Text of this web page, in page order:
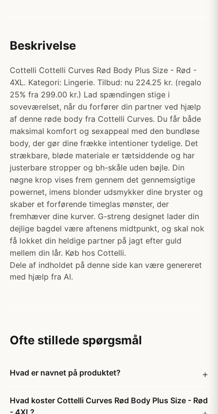
Beskrivelse
Cottelli Cottelli Curves Rød Body Plus Size - Rød -
4XL. Kategori: Lingerie. Tilbud: nu 224.25 kr. (regalo
25% fra 299.00 kr.) Lad spændingen stige i
soveværelset, når du forfører din partner ved hjælp
af denne røde body fra Cottelli Curves. Du får både
maksimal komfort og sexappeal med den bundløse
body, der gør dine frække intentioner tydelige. Det
strækbare, bløde materiale er tætsiddende og har
justerbare stropper og bh-skåle uden bøjle. Din
nøgne krop vises frem gennem det gennemsigtige
powernet, imens blonder udsmykker dine bryster og
skaber et forførende timeglas mønster, der
fremhæver dine kurver. G-streng designet lader din
dejlige bagdel være aftenens midtpunkt, og skal nok
få lokket din heldige partner på jagt efter guld
mellem din lår. Køb hos Cottelli.
Dele af indholdet på denne side kan være genereret
med hjælp fra AI.
Ofte stillede spørgsmål
Hvad er navnet på produktet?
Hvad koster Cottelli Curves Rød Body Plus Size - Rød
- 4XL?